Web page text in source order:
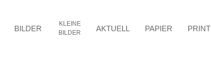
BILDER
KLEINE
BILDER
AKTUELL PAPIER PRINT